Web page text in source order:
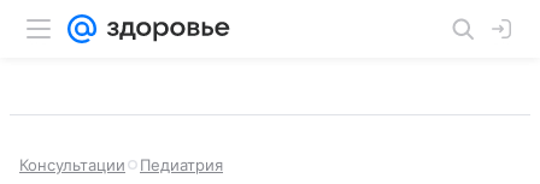
Консультации Педиатрия